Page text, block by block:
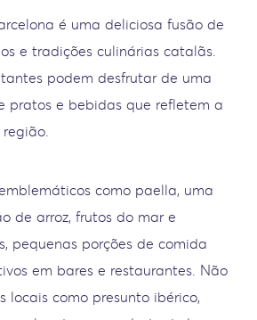
é uma deliciosa fusão de
e tradições culinárias catalãs.
podem desfrutar de uma
pratos e bebidas que refletem a
como paella, uma
de arroz, frutos do mar e
pequenas porções de comida
em bares e restaurantes. Não
locais como presunto ibérico,